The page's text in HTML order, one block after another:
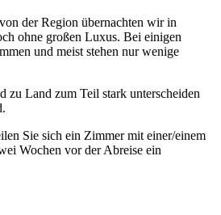
der Region übernachten wir in
ohne großen Luxus. Bei einigen
und meist stehen nur wenige
zu Land zum Teil stark unterscheiden
Sie sich ein Zimmer mit einer/einem
Wochen vor der Abreise ein